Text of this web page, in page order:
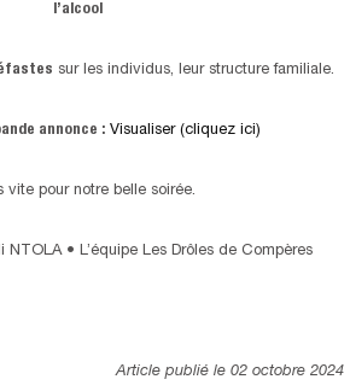
l’alcool
sur les individus, leur structure familiale.
annonce : Visualiser (cliquez ici)
vite pour notre belle soirée.
NTOLA • L’équipe Les Drôles de Compères
Article publié le 02 octobre 2024